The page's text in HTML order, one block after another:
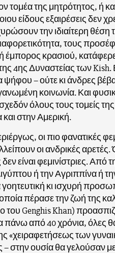
τομέα της μητρότητος, ή
είδους εξαιρέσεις δεν
την ιδιαίτερη
τους
έμπορος κρασιού,
4ης Δυναστείας των Kish.
ψήφου – ούτε κι άνδρες
κοινωνία. Και
όλους τους τομείς
και στην Αμερική.
οι πιο φανατικές
οι ανδρικές
δεν είναι φεμινίστριες.
ή την Αγριππίνα ή
γοητευτική κι ισχυρή
πέρασε την ζωή της
του Genghis Khan)
πάνω από 40 χρόνια, όλες
«χειραφετήσεως των
– στην ουσία θα γελούσαν